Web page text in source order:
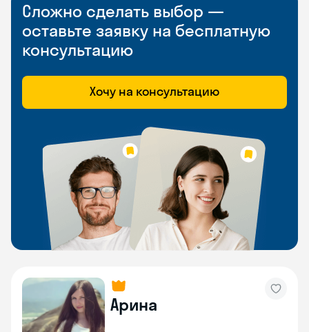
Сложно сделать выбор —
оставьте заявку на бесплатную
консультацию
Хочу на консультацию
Арина